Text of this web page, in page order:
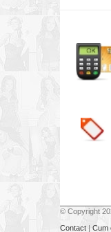
© Copyright
Contact | Cum